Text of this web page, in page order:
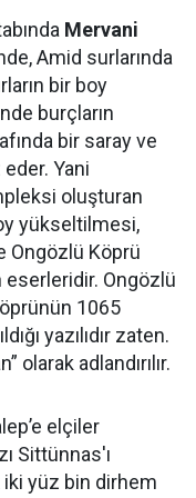
Mervani
Amid surlarında
bir boy
burçların
bir saray ve
Yani
oluşturan
yükseltilmesi,
Ongözlü Köprü
Ongözlü
1065
yazılıdır zaten.
olarak adlandırılır.
elçiler
Sittünnas'ı
yüz bin dirhem